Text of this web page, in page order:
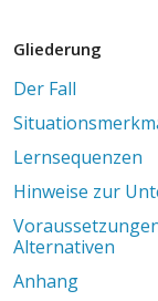
Gliederung
Der Fall
Lernsequenzen
Hinweise zur
Alternativen
Anhang